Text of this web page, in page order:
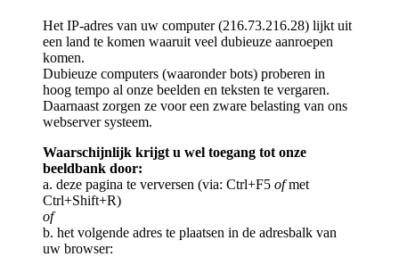
Het IP-adres van uw computer (216.73.216.28) lijkt uit
een land te komen waaruit veel dubieuze aanroepen
komen.
Dubieuze computers (waaronder bots) proberen in
hoog tempo al onze beelden en teksten te vergaren.
Daarnaast zorgen ze voor een zware belasting van ons
webserver systeem.
Waarschijnlijk krijgt u wel toegang tot onze
beeldbank door:
a. deze pagina te verversen (via: Ctrl+F5 ofmet
Ctrl+Shift+R)
of
b. het volgende adres te plaatsen in de adresbalk van
uw browser: